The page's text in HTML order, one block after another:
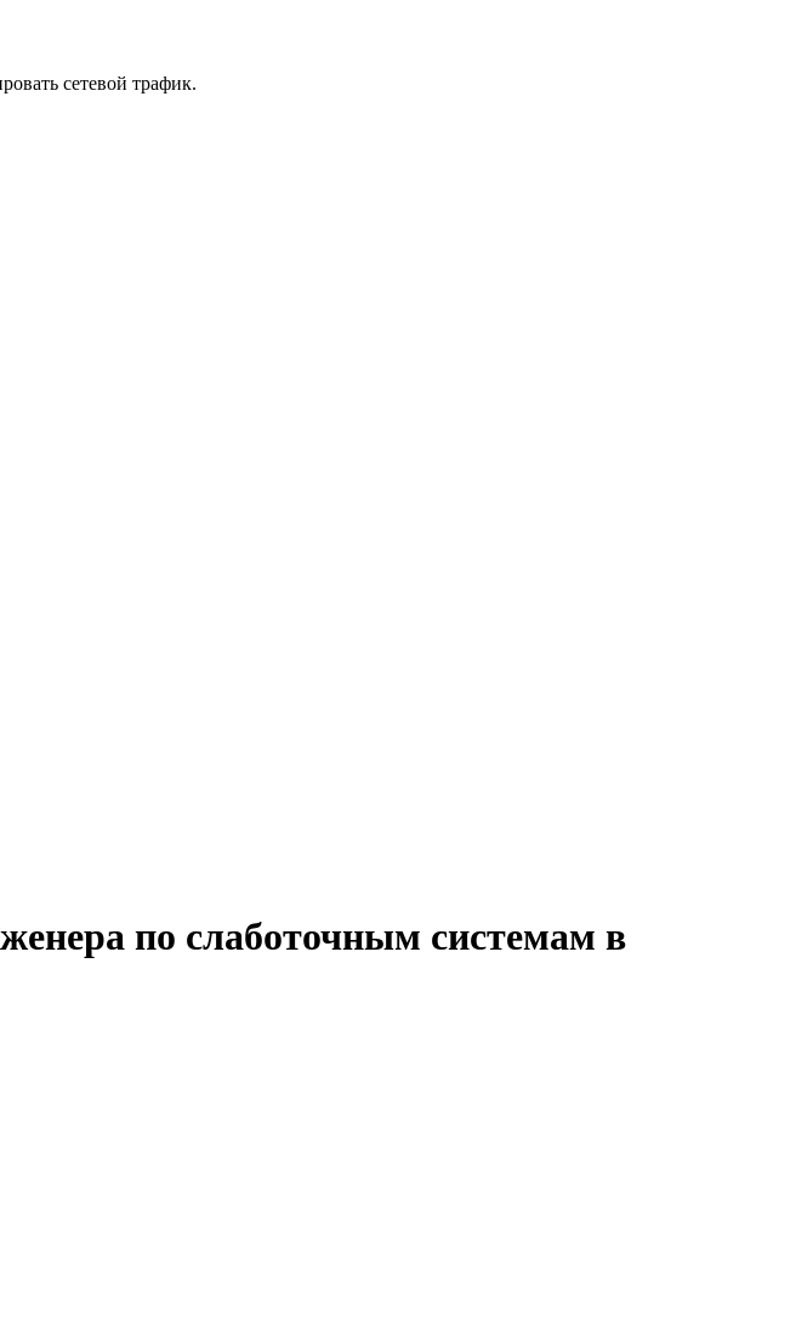
сетевой трафик.
по слаботочным системам в